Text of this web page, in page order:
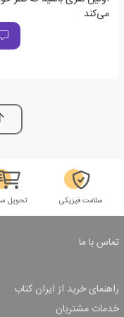
می‌کند
سلامت فیزیکی تحویل
تماس با ما
راهنمای خرید از ایران کتاب
ثبت سفارش
شرایط ارسال سفارش
شیوه پرداخت
تخفیف‌های خرید
خدمات مشتریان